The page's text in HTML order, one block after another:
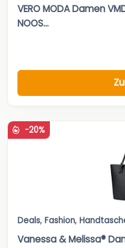
VERO MODA Damen
NOOS...
-20%
Deals, Fashion,
Vanessa & Melissa®